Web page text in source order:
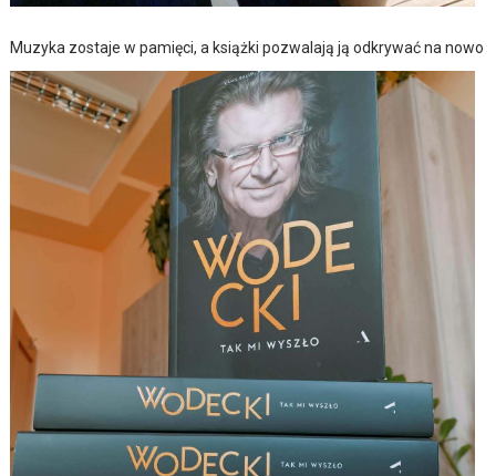
Muzyka zostaje w pamięci, a książki pozwalają ją odkrywać na nowo